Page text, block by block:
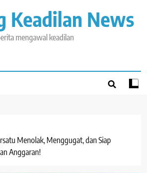
Keadilan News
mengawal keadilan
Menolak, Menggugat, dan Siap
Anggaran!